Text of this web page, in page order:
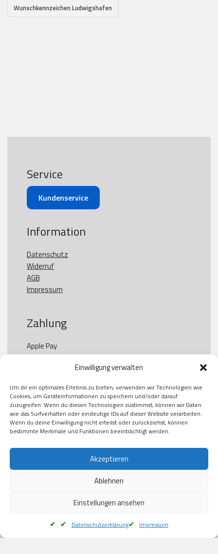
Einwilligung verwalten
Um dir ein optimales Erlebnis zu bieten, verwenden wir Technologien wie
Cookies, um Geräteinformationen zu speichern und/oder darauf
zuzugreifen. Wenn du diesen Technologien zustimmst, können wir Daten
wie das Surfverhalten oder eindeutige IDs auf dieser Website verarbeiten.
Wenn du deine Einwilligung nicht erteilst oder zurückziehst, können
bestimmte Merkmale und Funktionen beeinträchtigt werden.
Akzeptieren
Ablehnen
Einstellungen ansehen
Datenschutzerklärung Impressum
Wunschkennzeichen Ludwigshafen
Service
Kundenservice
Information
Datenschutz
Widerruf
AGB
Impressum
Zahlung
Apple Pay
Paypal
Kauf auf Rechung
Klarna
American Express